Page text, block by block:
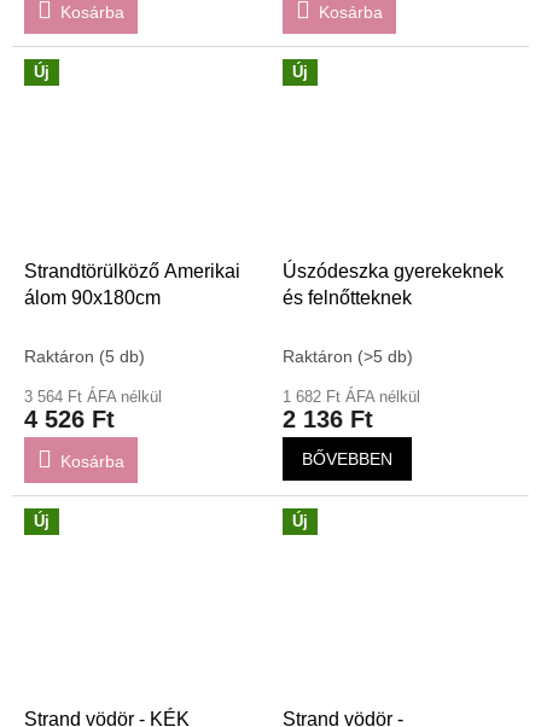
Kosárba Kosárba
Új
Strandtörülköző Amerikai
álom 90x180cm
Raktáron (5 db)
3 564 Ft ÁFA nélkül
4 526 Ft
Kosárba
Új
Úszódeszka gyerekeknek
és felnőtteknek
Raktáron (>5 db)
1 682 Ft ÁFA nélkül
2 136 Ft
BŐVEBBEN
Új
Strand vödör - KÉK
Új
Strand vödör -